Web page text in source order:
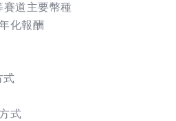
道主要幣種
化報酬
式
式